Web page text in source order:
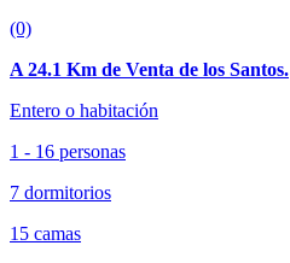
(0)
A 24.1 Km de Venta de los Santos.
Entero o habitación
1 - 16 personas
7 dormitorios
15 camas